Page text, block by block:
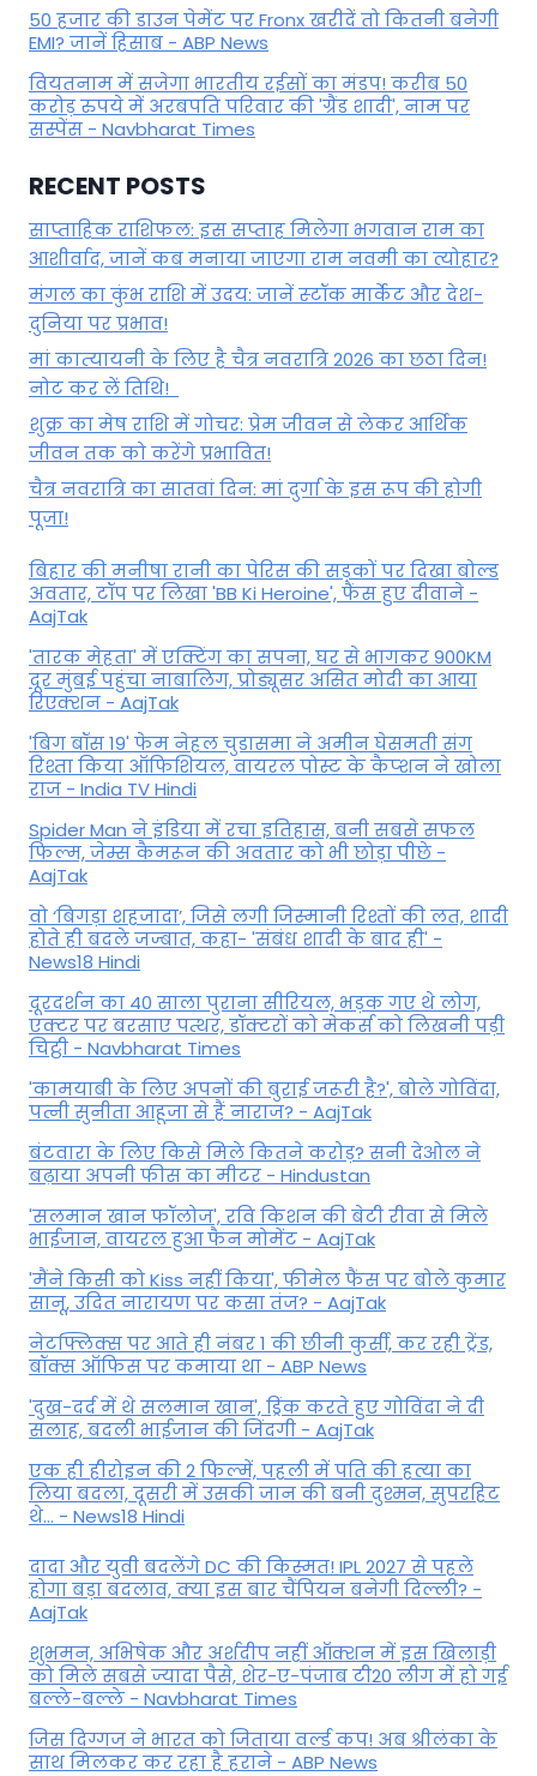
50 हजार की डाउन पेमेंट पर Fronx खरीदें तो कितनी बनेगी
EMI? जानें हिसाब - ABP News
वियतनाम में सजेगा भारतीय रईसों का मंडप! करीब 50
करोड़ रुपये में अरबपति परिवार की 'ग्रैंड शादी', नाम पर
सस्पेंस - Navbharat Times
RECENT POSTS
साप्ताहिक राशिफल: इस सप्ताह मिलेगा भगवान राम का
आशीर्वाद, जानें कब मनाया जाएगा राम नवमी का त्योहार?
मंगल का कुंभ राशि में उदय: जानें स्‍टॉक मार्केट और देश-
दुनिया पर प्रभाव!
मां कात्‍यायनी के लिए है चैत्र नवरात्रि 2026 का छठा दिन!
नोट कर लें तिथि!
शुक्र का मेष राशि में गोचर: प्रेम जीवन से लेकर आर्थिक
जीवन तक को करेंगे प्रभावित!
चैत्र नवरात्रि का सातवां दिन: मां दुर्गा के इस रूप की होगी
पूजा!
बिहार की मनीषा रानी का पेरिस की सड़कों पर दिखा बोल्ड
अवतार, टॉप पर लिखा 'BB Ki Heroine', फैंस हुए दीवाने -
AajTak
'तारक मेहता' में एक्टिंग का सपना, घर से भागकर 900KM
दूर मुंबई पहुंचा नाबालिग, प्रोड्यूसर असित मोदी का आया
रिएक्शन - AajTak
'बिग बॉस 19' फेम नेहल चुडासमा ने अमीन घेसमती संग
रिश्ता किया ऑफिशियल, वायरल पोस्ट के कैप्शन ने खोला
राज - India TV Hindi
Spider Man ने इंडिया में रचा इतिहास, बनी सबसे सफल
फिल्म, जेम्स कैमरून की अवतार को भी छोड़ा पीछे -
AajTak
वो ‘बिगड़ा शहजादा’, जिसे लगी जिस्मानी रिश्तों की लत, शादी
होते ही बदले जज्बात, कहा- 'संबंध शादी के बाद ही' -
News18 Hindi
दूरदर्शन का 40 साला पुराना सीरियल, भड़क गए थे लोग,
एक्टर पर बरसाए पत्थर, डॉक्टरों को मेकर्स को लिखनी पड़ी
चिट्ठी - Navbharat Times
'कामयाबी के लिए अपनों की बुराई जरूरी है?', बोले गोविंदा,
पत्नी सुनीता आहूजा से हैं नाराज? - AajTak
बंटवारा के लिए किसे मिले कितने करोड़? सनी देओल ने
बढ़ाया अपनी फीस का मीटर - Hindustan
'सलमान खान फॉलोज', रवि किशन की बेटी रीवा से मिले
भाईजान, वायरल हुआ फैन मोमेंट - AajTak
'मैंने किसी को Kiss नहीं किया', फीमेल फैंस पर बोले कुमार
सानू, उदित नारायण पर कसा तंज? - AajTak
नेटफ्लिक्स पर आते ही नंबर 1 की छीनी कुर्सी, कर रही ट्रेंड,
बॉक्स ऑफिस पर कमाया था - ABP News
'दुख-दर्द में थे सलमान खान', ड्रिंक करते हुए गोविंदा ने दी
सलाह, बदली भाईजान की जिंदगी - AajTak
एक ही हीरोइन की 2 फिल्में, पहली में पति की हत्या का
लिया बदला, दूसरी में उसकी जान की बनी दुश्मन, सुपरहिट
थे... - News18 Hindi
दादा और युवी बदलेंगे DC की किस्मत! IPL 2027 से पहले
होगा बड़ा बदलाव, क्या इस बार चैंपियन बनेगी दिल्ली? -
AajTak
शुभमन, अभिषेक और अर्शदीप नहीं ऑक्शन में इस खिलाड़ी
को मिले सबसे ज्यादा पैसे, शेर-ए-पंजाब टी20 लीग में हो गई
बल्ले-बल्ले - Navbharat Times
जिस दिग्गज ने भारत को जिताया वर्ल्ड कप! अब श्रीलंका के
साथ मिलकर कर रहा है हराने - ABP News